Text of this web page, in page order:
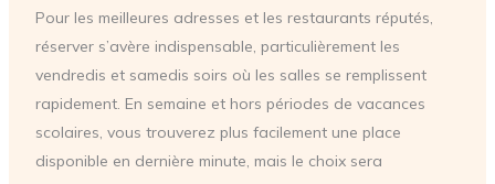
Pour les meilleures adresses et les restaurants réputés,
réserver s’avère indispensable, particulièrement les
vendredis et samedis soirs où les salles se remplissent
rapidement. En semaine et hors périodes de vacances
scolaires, vous trouverez plus facilement une place
disponible en dernière minute, mais le choix sera